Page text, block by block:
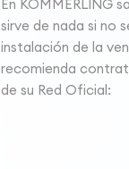
En KÖMMERLING
sirve de nada si no
instalación de la
recomienda
de su Red Oficial: